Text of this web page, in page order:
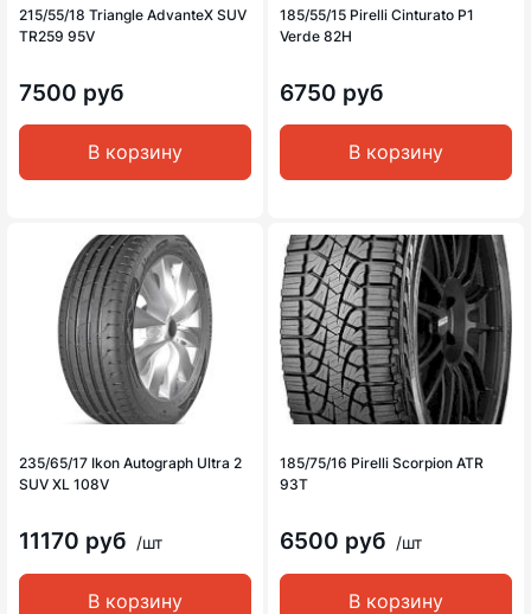
215/55/18 Triangle AdvanteX SUV
TR259 95V
7500 руб
В корзину
185/55/15 Pirelli Cinturato P1
Verde 82H
6750 руб
В корзину
235/65/17 Ikon Autograph Ultra 2
SUV XL 108V
11170 руб /шт
В корзину
185/75/16 Pirelli Scorpion ATR
93T
6500 руб /шт
В корзину